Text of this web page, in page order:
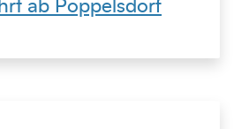
ab Poppelsdorf